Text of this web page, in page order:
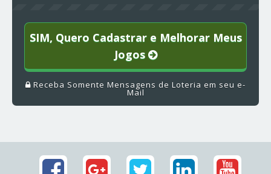
SIM, Quero Cadastrar e Melhorar Meus
Jogos
Receba Somente Mensagens de Loteria em seu e-
Mail